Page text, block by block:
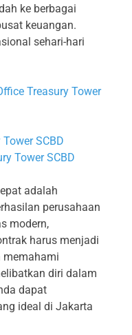
ke berbagai
keuangan.
sehari-hari
Treasury Tower
SCBD
Tower SCBD
adalah
perusahaan
modern,
harus menjadi
memahami
diri dalam
dapat
ideal di Jakarta